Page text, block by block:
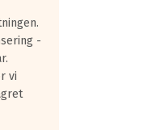
-
vi